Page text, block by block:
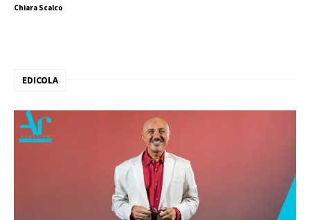
Chiara Scalco
EDICOLA